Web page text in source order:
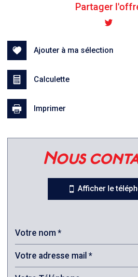
École maternelle
École primaire
Bibliothèque
Partager
Ajouter à ma sélection
Calculette
Imprimer
nous
Afficher le